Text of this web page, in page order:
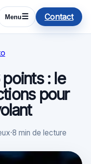
Menu☰ Contact
: le
pour
·8 min de lecture